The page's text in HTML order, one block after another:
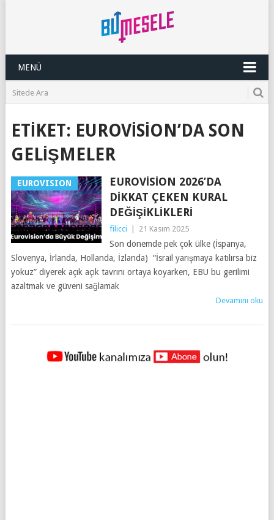
MENÜ
ETIKET: EUROVISION’DA SON
GELIŞMELER
EUROVISION
EUROVISION 2026’DA
DIKKAT ÇEKEN KURAL
DEĞIŞIKLIKLERI
filicci 21 Kasım 2025
Son dönemde pek çok ülke (İspanya,
Slovenya, İrlanda, Hollanda, İzlanda) “İsrail yarışmaya katılırsa biz
yokuz” diyerek açık açık tavrını ortaya koyarken, EBU bu gerilimi
azaltmak ve güveni sağlamak
Devamını oku
YAZILAR